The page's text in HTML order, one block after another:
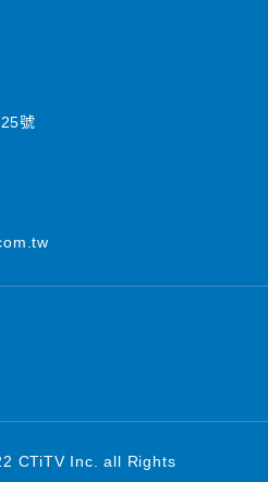
號
CTiTV Inc. all Rights